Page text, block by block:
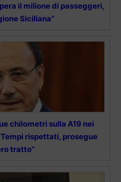
il milione di passeggeri,
Siciliana”
chilometri sulla A19 nei
rispettati, prosegue
tratto”